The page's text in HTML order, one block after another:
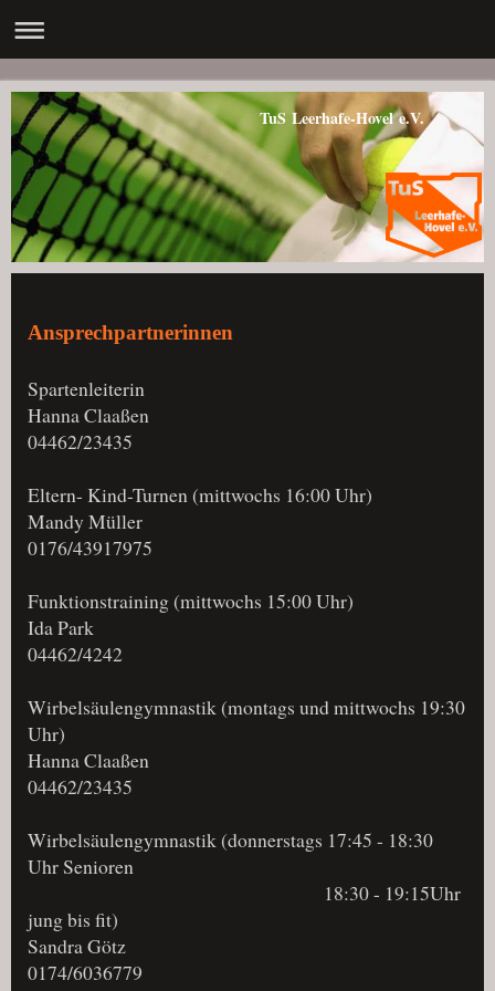
TuS Leerhafe-Hovel e.V.
Ansprechpartnerinnen
Spartenleiterin
Hanna Claaßen
04462/23435
Eltern- Kind-Turnen (mittwochs 16:00 Uhr)
Mandy Müller
0176/43917975
Funktionstraining (mittwochs 15:00 Uhr)
Ida Park
04462/4242
Wirbelsäulengymnastik (montags und mittwochs 19:30
Uhr)
Hanna Claaßen
04462/23435
Wirbelsäulengymnastik (donnerstags 17:45 - 18:30
Uhr Senioren
18:30 - 19:15Uhr
jung bis fit)
Sandra Götz
0174/6036779